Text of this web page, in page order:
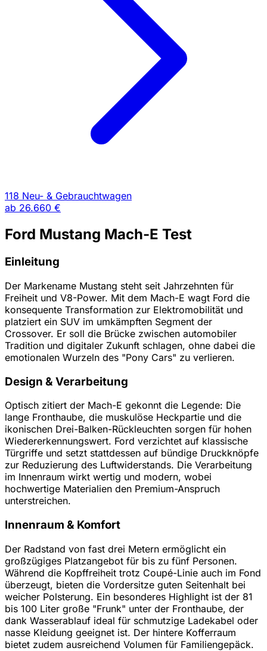
118 Neu- & Gebrauchtwagen
ab 26.660 €
Ford Mustang Mach-E Test
Einleitung
Der Markename Mustang steht seit Jahrzehnten für
Freiheit und V8-Power. Mit dem Mach-E wagt Ford die
konsequente Transformation zur Elektromobilität und
platziert ein SUV im umkämpften Segment der
Crossover. Er soll die Brücke zwischen automobiler
Tradition und digitaler Zukunft schlagen, ohne dabei die
emotionalen Wurzeln des "Pony Cars" zu verlieren.
Design & Verarbeitung
Optisch zitiert der Mach-E gekonnt die Legende: Die
lange Fronthaube, die muskulöse Heckpartie und die
ikonischen Drei-Balken-Rückleuchten sorgen für hohen
Wiedererkennungswert. Ford verzichtet auf klassische
Türgriffe und setzt stattdessen auf bündige Druckknöpfe
zur Reduzierung des Luftwiderstands. Die Verarbeitung
im Innenraum wirkt wertig und modern, wobei
hochwertige Materialien den Premium-Anspruch
unterstreichen.
Innenraum & Komfort
Der Radstand von fast drei Metern ermöglicht ein
großzügiges Platzangebot für bis zu fünf Personen.
Während die Kopffreiheit trotz Coupé-Linie auch im Fond
überzeugt, bieten die Vordersitze guten Seitenhalt bei
weicher Polsterung. Ein besonderes Highlight ist der 81
bis 100 Liter große "Frunk" unter der Fronthaube, der
dank Wasserablauf ideal für schmutzige Ladekabel oder
nasse Kleidung geeignet ist. Der hintere Kofferraum
bietet zudem ausreichend Volumen für Familiengepäck.